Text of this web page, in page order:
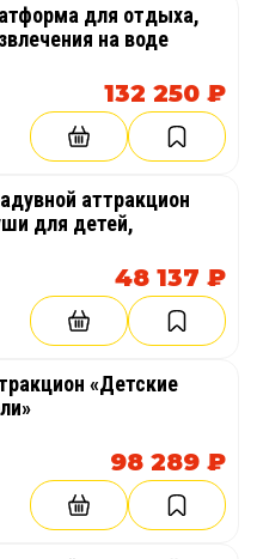
для отдыха,
на воде
132 250 ₽
аттракцион
для детей,
48 137 ₽
«Детские
98 289 ₽